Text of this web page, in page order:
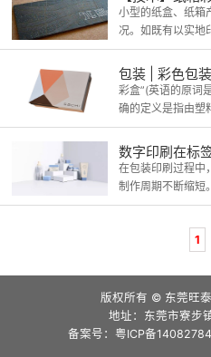
小型的纸盒、纸箱
况。如既有以实地
条和实地图案并存
金、银色版面，又
包装 | 彩色包
彩盒”(英语的原词
确的定义是指由塑
的折叠纸盒和彩色
数字印刷在标
在包装印刷过程中
制作周期不断缩短
汰，生产企业一般
1
版权所有 © 东莞旺
地址：东莞市寮步
备案号：粤ICP备